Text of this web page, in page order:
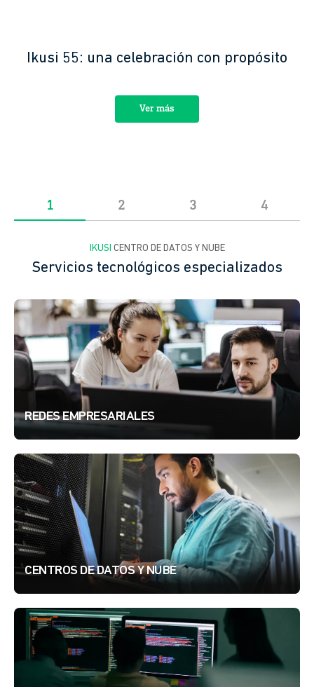
Ikusi 55: una celebración con propósito
Ver más
IKUSI CIBERSEGURIDA
Servicios tecnológicos especializados
REDES EMPRESARIALES
CENTROS DE DATOS Y NUBE